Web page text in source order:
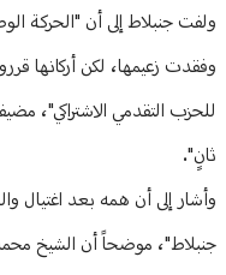
ولفت جنبلاط إلى أن "الحركة
وفقدت زعيمها، لكن أركانها
للحزب التقدمي الاشتراكي"،
ثانٍ".
وأشار إلى أن همه بعد
جنبلاط"، موضحاً أن الشيخ